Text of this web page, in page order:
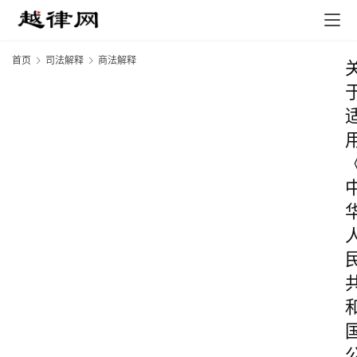
首页 司法解释 商法解释